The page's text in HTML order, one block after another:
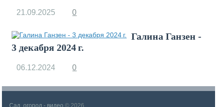
21.09.2025 0
Галина Ганзен -
3 декабря 2024 г.
06.12.2024 0
Сад, огород - видео © 2026